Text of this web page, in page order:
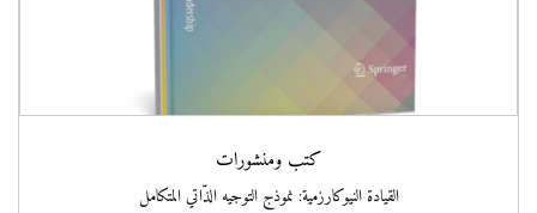
كتب ومنشورات
القيادة النيوكارزمية: نموذج التوجيه الذّاتي المتكامل